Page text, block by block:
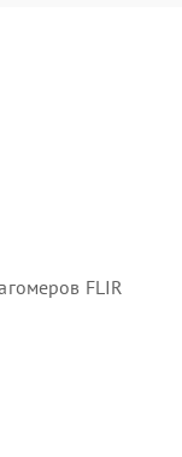
FLIR